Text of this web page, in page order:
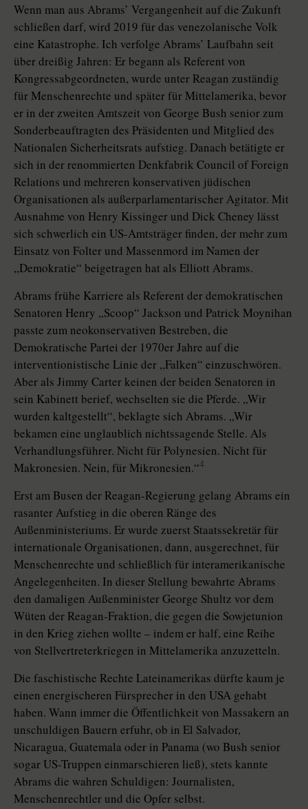
Wenn man aus Abrams’ Vergangenheit auf die Zukunft
schließen darf, wird 2019 für das venezolanische Volk
eine Katastrophe. Ich verfolge Abrams’ Laufbahn seit
über dreißig Jahren: Er begann als Referent von
Kongressabgeordneten, wurde unter Reagan zuständig
für Menschenrechte und später für Mittelamerika, bevor
er in der zweiten Amtszeit von George Bush senior zum
Sonderbeauftragten des Präsidenten und Mitglied des
Nationalen Sicherheitsrats aufstieg. Danach betätigte er
sich in der renommierten Denkfabrik Council of Foreign
Relations und mehreren konservativen jüdischen
Organisationen als außerparlamentarischer Agitator. Mit
Ausnahme von Henry Kissinger und Dick Cheney lässt
sich schwerlich ein US-Amtsträger finden, der mehr zum
Einsatz von Folter und Massenmord im Namen der
„Demokratie“ beigetragen hat als Elliott Abrams.
Abrams frühe Karriere als Referent der demokratischen
Senatoren Henry „Scoop“ Jackson und Patrick Moynihan
passte zum neokonservativen Bestreben, die
Demokratische Partei der 1970er Jahre auf die
interventionistische Linie der „Falken“ einzuschwören.
Aber als Jimmy Carter keinen der beiden Senatoren in
sein Kabinett berief, wechselten sie die Pferde. „Wir
wurden kaltgestellt“, beklagte sich Abrams. „Wir
bekamen eine unglaublich nichtssagende Stelle. Als
Verhandlungsführer. Nicht für Polynesien. Nicht für
Makronesien. Nein, für Mikronesien.“4
Erst am Busen der Reagan-Regierung gelang Abrams ein
rasanter Aufstieg in die oberen Ränge des
Außenministeriums. Er wurde zuerst Staatssekretär für
internationale Organisationen, dann, ausgerechnet, für
Menschenrechte und schließlich für interamerikanische
Angelegenheiten. In dieser Stellung bewahrte Abrams
den damaligen Außenminister ­George Shultz vor dem
Wüten der Reagan-Fraktion, die gegen die Sowjetunion
in den Krieg ziehen wollte – indem er half, eine Reihe
von Stellvertreterkriegen in Mittelamerika anzuzetteln.
Die faschistische Rechte Lateinamerikas dürfte kaum je
einen energischeren Fürsprecher in den USA gehabt
haben. Wann immer die Öffentlichkeit von Massakern an
unschuldigen Bauern erfuhr, ob in El Salvador,
Nicaragua, Guatemala oder in Panama (wo Bush senior
sogar US-Truppen einmarschieren ließ), stets kannte
Abrams die wahren Schuldigen: Journalisten,
Menschenrechtler und die Opfer selbst.